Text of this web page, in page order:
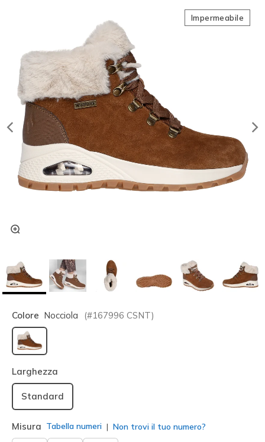
Impermeabile
Colore Nocciola (#167996 CSNT)
selezionato
Larghezza
Standard
Misura Tabella numeri Non trovi il tuo numero?